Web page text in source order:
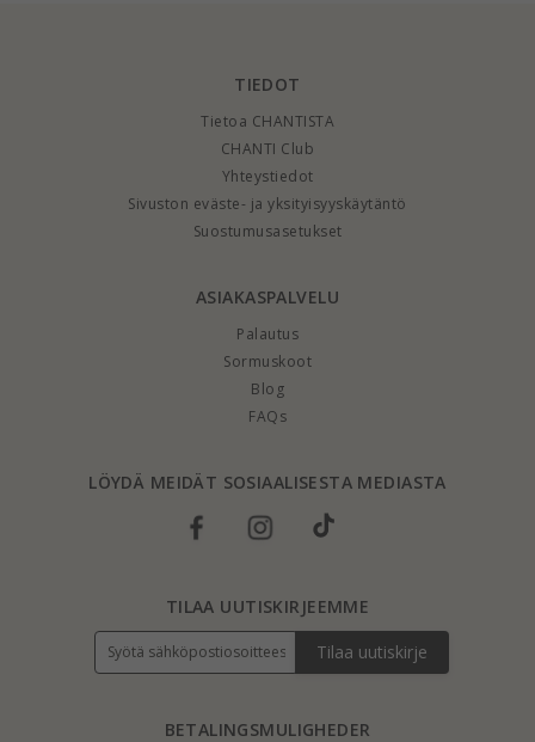
TIEDOT
Tietoa CHANTISTA
CHANTI Club
Yhteystiedot
Sivuston eväste- ja yksityisyyskäytäntö
Suostumusasetukset
ASIAKASPALVELU
Palautus
Sormuskoot
Blog
FAQs
LÖYDÄ MEIDÄT SOSIAALISESTA MEDIASTA
BETALINGSMULIGHEDER
TILAA UUTISKIRJEEMME
Tilaa uutiskirje